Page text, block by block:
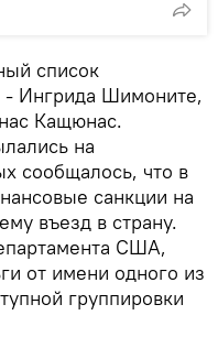
список
- Ингрида Шимоните,
Кащюнас.
на
сообщалось, что в
санкции на
въезд в страну.
США,
от имени одного из
группировки